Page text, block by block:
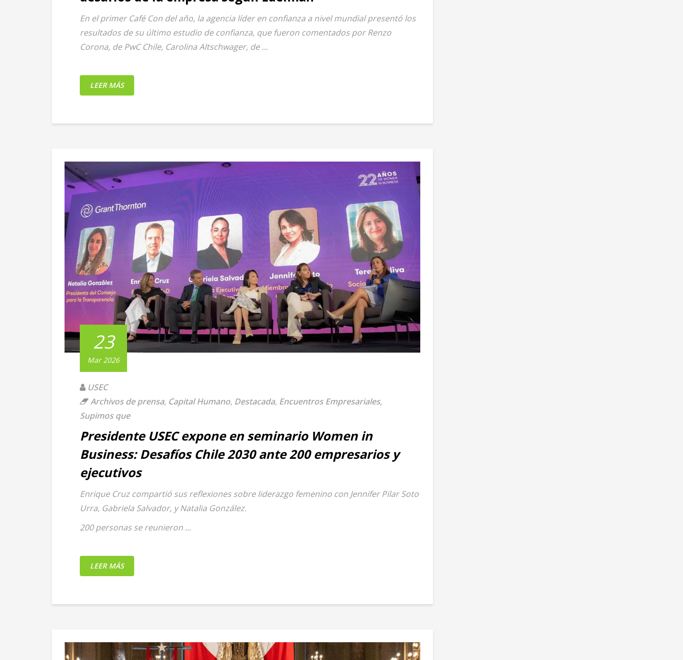
En el primer Café Con del año, la agencia líder en confianza a nivel mundial presentó los
resultados de su último estudio de confianza, que fueron comentados por Renzo
Corona, de PwC Chile, Carolina Altschwager, de ...
LEER MÁS
23
Mar 2026
USEC
Archivos de prensa, Capital Humano, Destacada, Encuentros Empresariales,
Supimos que
Presidente USEC expone en seminario Women in
Business: Desafíos Chile 2030 ante 200 empresarios y
ejecutivos
Enrique Cruz compartió sus reflexiones sobre liderazgo femenino con Jennifer Pilar Soto
Urra, Gabriela Salvador, y Natalia González.
200 personas se reunieron ...
LEER MÁS